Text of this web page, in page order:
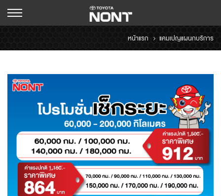
หน้าแรก แคมเปญแผนกบริการ